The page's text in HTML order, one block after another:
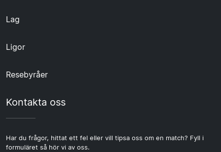
Lag
Ligor
Resebyråer
Kontakta oss
Har du frågor, hittat ett fel eller vill tipsa oss om en match? Fyll i
formuläret så hör vi av oss.